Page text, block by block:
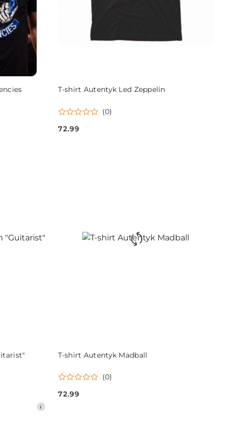
T-shirt Autentyk Led Zeppelin
(0)
Cena:
72.99
DO KOSZYKA
T-shirt Autentyk Madball
(0)
Cena:
72.99
DO KOSZYKA